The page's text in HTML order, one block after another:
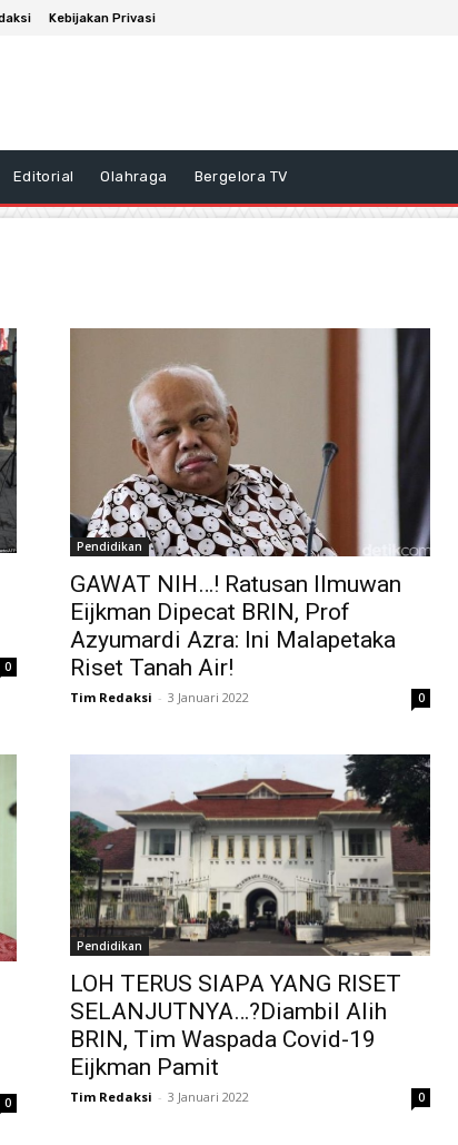
Kebijakan Privasi
Editorial Olahraga Bergelora TV
0
Pendidikan
GAWAT NIH…! Ratusan Ilmuwan
Eijkman Dipecat BRIN, Prof
Azyumardi Azra: Ini Malapetaka
Riset Tanah Air!
Tim Redaksi - 3 Januari 2022 0
0
Pendidikan
LOH TERUS SIAPA YANG RISET
SELANJUTNYA…?Diambil Alih
BRIN, Tim Waspada Covid-19
Eijkman Pamit
Tim Redaksi - 3 Januari 2022 0